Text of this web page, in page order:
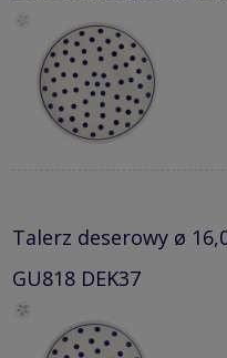
Talerz deserowy ø
GU818 DEK37